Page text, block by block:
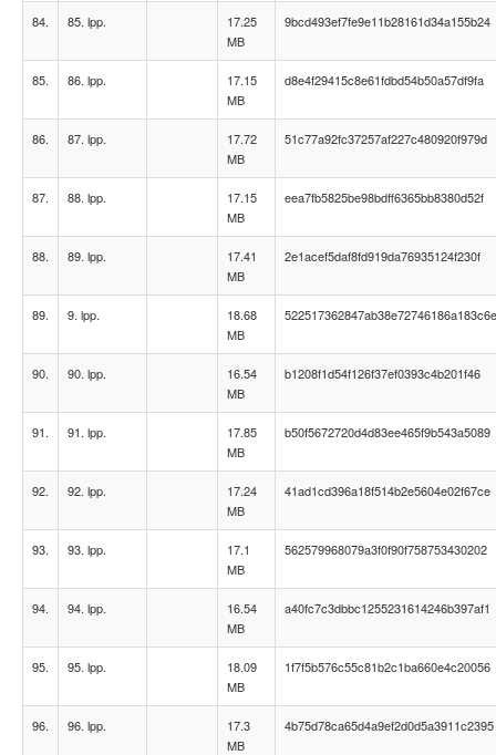
84. 85. lpp.
17.25
MB
9bcd493ef7fe9e11b28161d34a155b24
85. 86. lpp.
17.15
MB
d8e4f29415c8e61fdbd54b50a57df9fa
86. 87. lpp.
17.72
MB
51c77a92fc37257af227c480920f979d
87. 88. lpp.
17.15
MB
eea7fb5825be98bdff6365bb8380d52f
88. 89. lpp.
17.41
MB
2e1acef5daf8fd919da76935124f230f
89. 9. lpp.
18.68
MB
522517362847ab38e72746186a183c6e
90. 90. lpp.
16.54
MB
b1208f1d54f126f37ef0393c4b201f46
91. 91. lpp.
17.85
MB
b50f5672720d4d83ee465f9b543a5089
92. 92. lpp.
17.24
MB
41ad1cd396a18f514b2e5604e02f67ce
93. 93. lpp.
17.1
MB
562579968079a3f0f90f758753430202
94. 94. lpp.
16.54
MB
a40fc7c3dbbc1255231614246b397af1
95. 95. lpp.
18.09
MB
1f7f5b576c55c81b2c1ba660e4c20056
96. 96. lpp.
17.3
MB
4b75d78ca65d4a9ef2d0d5a3911c2395